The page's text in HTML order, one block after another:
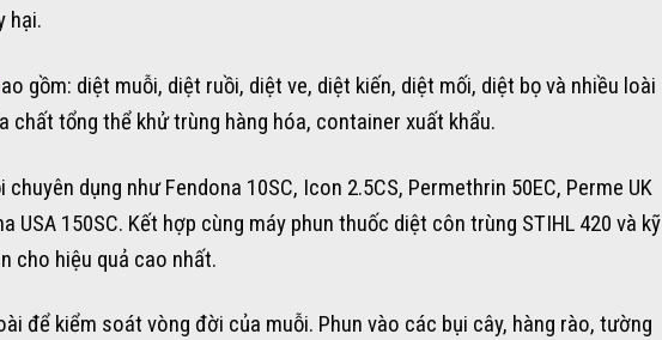
hại.
gồm: diệt muỗi, diệt ruồi, diệt ve, diệt kiến, diệt mối, diệt bọ và nhiều loài
chất tổng thể khử trùng hàng hóa, container xuất khẩu.
dụng như Fendona 10SC, Icon 2.5CS, Permethrin 50EC, Perme UK
USA 150SC. Kết hợp cùng máy phun thuốc diệt côn trùng STIHL 420 và kỹ
cho hiệu quả cao nhất.
để kiểm soát vòng đời của muỗi. Phun vào các bụi cây, hàng rào, tường